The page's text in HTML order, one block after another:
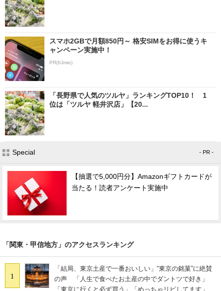
スマホ2GBで月額850円～ 格安SIMをお得に使うキ
ャンペーン実施中！
PR(IIJmio)
「長野県で人気のツルヤ」ランキングTOP10！ 1
位は「ツルヤ 軽井沢店」【20...
Special - PR -
【抽選で5,000円分】Amazonギフトカードが
当たる！読者アンケート実施中
「関東・甲信地方」のアクセスランキング
1
「結局、東京土産で一番おいしい」“東京の銘菓”に絶賛
の声 「人生で食べたお土産の中でダントツで好き」
「東京に行くと必ず買う」「めっちゃリピしてます」